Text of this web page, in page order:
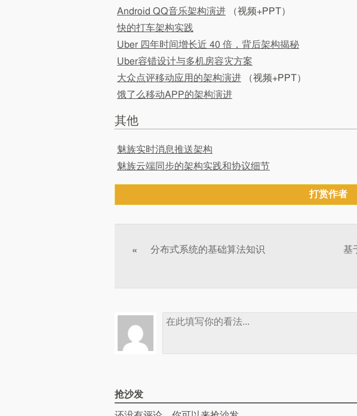
Android QQ音乐架构演进
（视频+PPT）
快的打车架构实践
Uber 四年时间增长近 40 倍，背后架构揭秘
Uber容错设计与多机房容灾方案
大众点评移动应用的架构演进
（视频+PPT）
饿了么移动APP的架构演进
其他
魅族实时消息推送架构
魅族云端同步的架构实践和协议细节
打赏作者
« 分布式系统的基础算法知识
基
抢沙发